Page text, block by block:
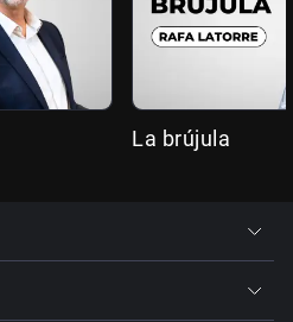
La brújula